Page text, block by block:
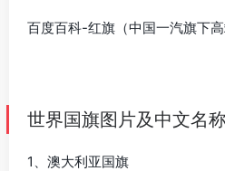
百度百科-红旗（中国一汽旗下高
世界国旗图片及中文名
1、澳大利亚国旗